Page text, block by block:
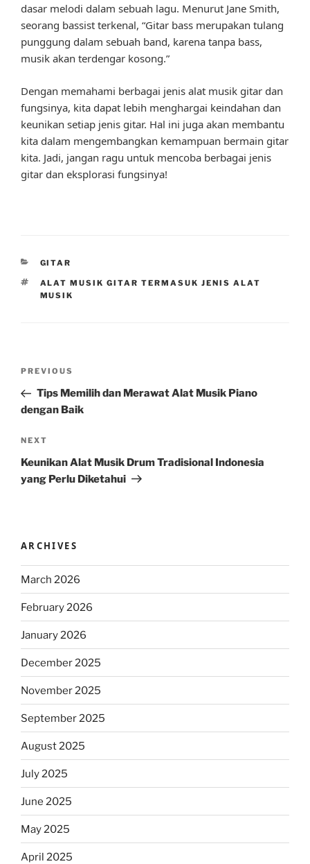
dasar melodi dalam sebuah lagu. Menurut Jane Smith,
seorang bassist terkenal, “Gitar bass merupakan tulang
punggung dalam sebuah band, karena tanpa bass,
musik akan terdengar kosong.”
Dengan memahami berbagai jenis alat musik gitar dan
fungsinya, kita dapat lebih menghargai keindahan dan
keunikan setiap jenis gitar. Hal ini juga akan membantu
kita dalam mengembangkan kemampuan bermain gitar
kita. Jadi, jangan ragu untuk mencoba berbagai jenis
gitar dan eksplorasi fungsinya!
CATEGORIES
GITAR
TAGS
ALAT MUSIK GITAR TERMASUK JENIS ALAT
MUSIK
Previous
Post
PREVIOUS
Tips Memilih dan Merawat Alat Musik Piano
dengan Baik
Next
Post
NEXT
Keunikan Alat Musik Drum Tradisional Indonesia
yang Perlu Diketahui
ARCHIVES
March 2026
February 2026
January 2026
December 2025
November 2025
September 2025
August 2025
July 2025
June 2025
May 2025
April 2025